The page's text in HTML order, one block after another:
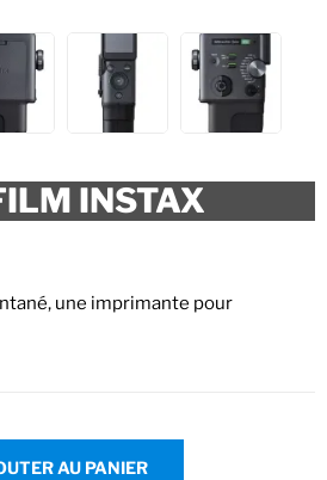
INSTAX
une imprimante pour
AU PANIER